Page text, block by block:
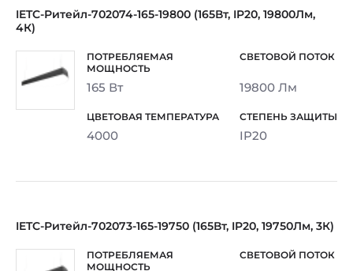
IETC-Ритейл-702074-165-19800 (165Вт, IP20, 19800Лм,
4К)
165 Вт 19800 Лм
4000 IP20
IETC-Ритейл-702073-165-19750 (165Вт, IP20, 19750Лм, 3К)